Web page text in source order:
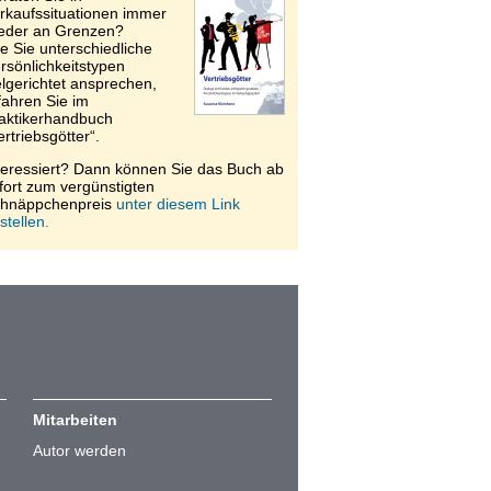
immer
an Grenzen?
Sie unterschiedliche
ansprechen,
Sie im
Dann können Sie das Buch ab
zum vergünstigten
unter diesem Link
Mitarbeiten
Autor werden